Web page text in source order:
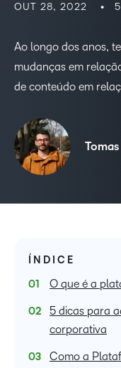
OUT 28, 2022
Ao longo dos anos,
mudanças em
de conteúdo em
ÍNDICE
O que é a
5 dicas para
corporativa
Como a